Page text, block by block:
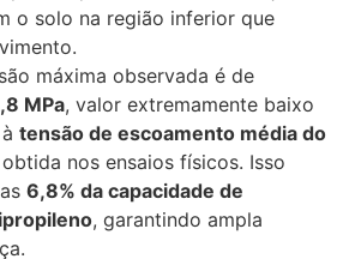
o solo na região inferior que
máxima observada é de
MPa, valor extremamente baixo
tensão de escoamento média do
obtida nos ensaios físicos. Isso
6,8% da capacidade de
, garantindo ampla